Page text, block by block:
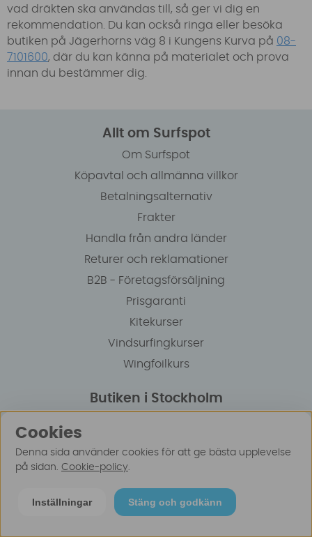
vad dräkten ska användas till, så ger vi dig en
rekommendation. Du kan också ringa eller besöka
butiken på Jägerhorns väg 8 i Kungens Kurva på 08-
7101600, där du kan känna på materialet och prova
innan du bestämmer dig.
Allt om Surfspot
Om Surfspot
Köpavtal och allmänna villkor
Betalningsalternativ
Frakter
Handla från andra länder
Returer och reklamationer
B2B - Företagsförsäljning
Prisgaranti
Kitekurser
Vindsurfingkurser
Wingfoilkurs
Butiken i Stockholm
141 75 Kungens Kurva
Öppettider/Kundservice
Cookies
Denna sida använder cookies för att ge bästa upplevelse
på sidan. Cookie-policy.
Inställningar Stäng och godkänn